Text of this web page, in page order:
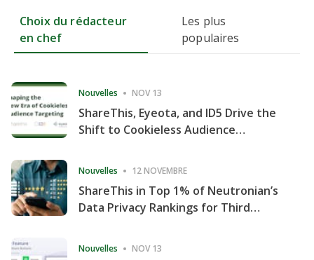
Choix du rédacteur
en chef
Les plus
populaires
Nouvelles NOV 13
ShareThis, Eyeota, and ID5 Drive the
Shift to Cookieless Audience
Nouvelles 12 NOVEMBRE
ShareThis in Top 1% of Neutronian’s
Data Privacy Rankings for Third
Nouvelles NOV 13